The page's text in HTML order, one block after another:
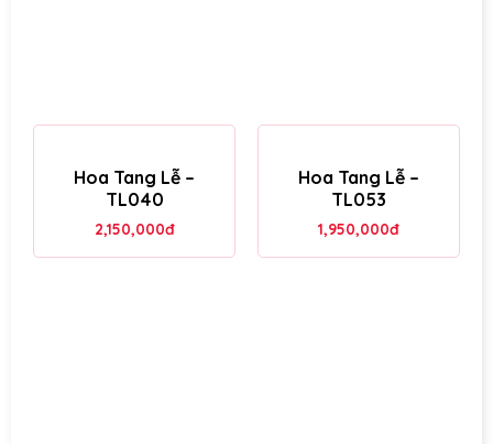
Hoa Tang Lễ –
TL040
2,150,000đ
Hoa Tang Lễ –
TL053
1,950,000đ